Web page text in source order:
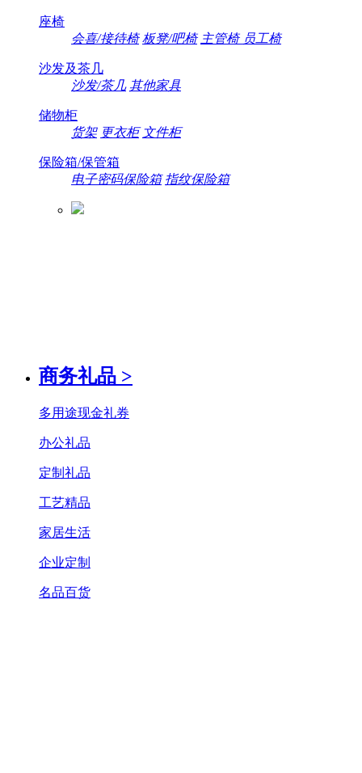
座椅
会喜/接待椅 板凳/吧椅 主管椅 员工椅
沙发及茶几
沙发/茶几 其他家具
储物柜
货架 更衣柜 文件柜
保险箱/保管箱
电子密码保险箱 指纹保险箱
商务礼品 >
多用途现金礼券
办公礼品
定制礼品
工艺精品
家居生活
企业定制
名品百货